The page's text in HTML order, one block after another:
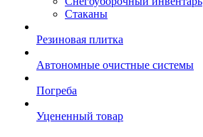
Стаканы
Резиновая плитка
Автономные очистные системы
Погреба
Уцененный товар